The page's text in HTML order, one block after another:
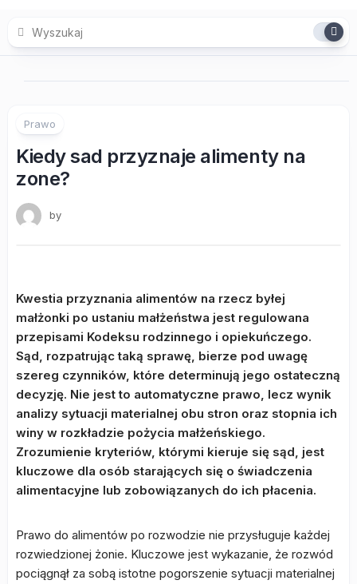
content
Prawo
Kiedy sad przyznaje alimenty na
zone?
by
Kwestia przyznania alimentów na rzecz byłej
małżonki po ustaniu małżeństwa jest regulowana
przepisami Kodeksu rodzinnego i opiekuńczego.
Sąd, rozpatrując taką sprawę, bierze pod uwagę
szereg czynników, które determinują jego ostateczną
decyzję. Nie jest to automatyczne prawo, lecz wynik
analizy sytuacji materialnej obu stron oraz stopnia ich
winy w rozkładzie pożycia małżeńskiego.
Zrozumienie kryteriów, którymi kieruje się sąd, jest
kluczowe dla osób starających się o świadczenia
alimentacyjne lub zobowiązanych do ich płacenia.
Prawo do alimentów po rozwodzie nie przysługuje każdej
rozwiedzionej żonie. Kluczowe jest wykazanie, że rozwód
pociągnął za sobą istotne pogorszenie sytuacji materialnej